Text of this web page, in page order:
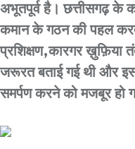
अभूतपूर्व है। छत्तीसगढ़ के
कमान के गठन की पहल
प्रशिक्षण,कारगर ख़ुफ़िया
जरूरत बताई गई थी और इस
समर्पण करने को मजबूर हो